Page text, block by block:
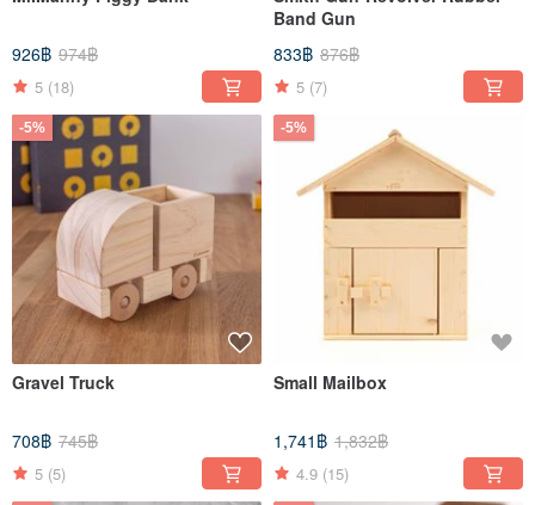
926฿ 974฿
5 (18)
Band Gun
833฿ 876฿
5 (7)
-5%
Gravel Truck
708฿ 745฿
5 (5)
-5%
Small Mailbox
1,741฿ 1,832฿
4.9 (15)